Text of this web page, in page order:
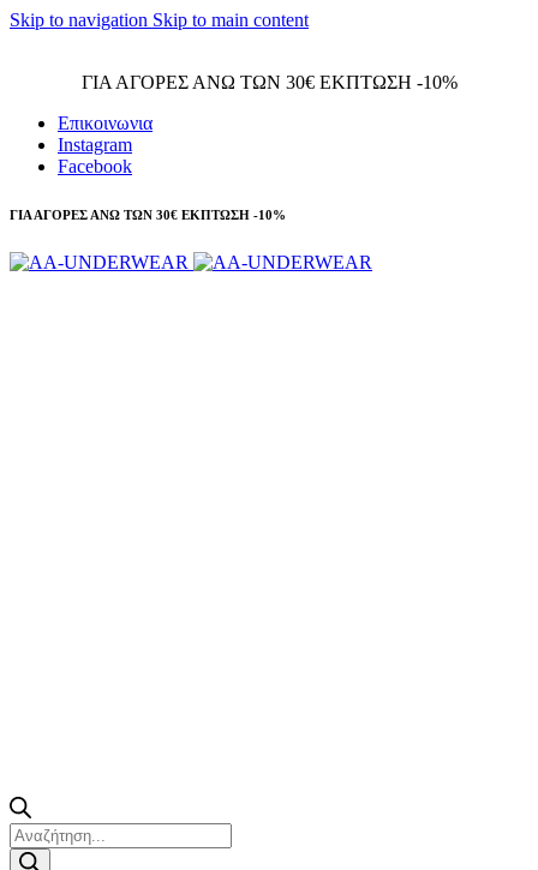
Skip to navigation Skip to main content
ΓΙΑ ΑΓΟΡΕΣ ΑΝΩ ΤΩΝ 30€ ΕΚΠΤΩΣΗ -10%
Επικοινωνια
Instagram
Facebook
ΓΙΑ ΑΓΟΡΕΣ ΑΝΩ ΤΩΝ 30€ ΕΚΠΤΩΣΗ -10%
Products
search